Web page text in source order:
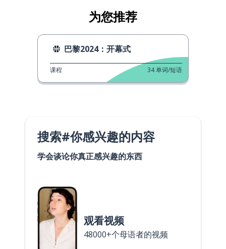
为您推荐
巴黎2024：开幕式
课程 34单词/短语
搜索#你感兴趣的内容
学会谈论你真正感兴趣的东西
观看视频
48000+个母语者的视频